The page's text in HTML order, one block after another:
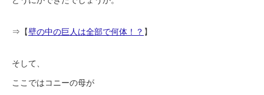
⇒【壁の中の巨人は全部で何体！？ 】
そして、
ここではコニーの母が